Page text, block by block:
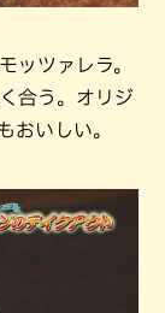
ッツァレラ。
合う。オリジ
おいしい。